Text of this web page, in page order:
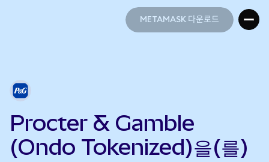
METAMASK 다운로드
Procter & Gamble
(Ondo Tokenized)을(를)